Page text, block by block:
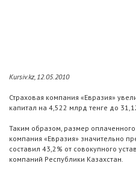
Kursiv.kz, 12.05.2010
Страховая компания «Евразия»
капитал на 4,522 млрд тенге до
Таким образом, размер
компания «Евразия» значительно
составил 43,2% от совокупного
компаний Республики Казахстан.